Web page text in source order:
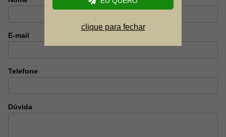
E-mail
Telefone
Dúvida
clique para fechar